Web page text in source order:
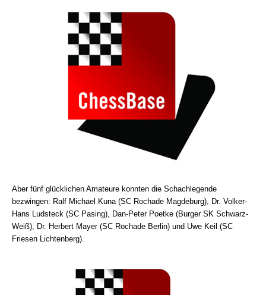
Aber fünf glücklichen Amateure konnten die Schachlegende
bezwingen: Ralf Michael Kuna (SC Rochade Magdeburg), Dr. Volker-
Hans Ludsteck (SC Pasing), Dan-Peter Poetke (Burger SK Schwarz-
Weiß), Dr. Herbert Mayer (SC Rochade Berlin) und Uwe Keil (SC
Friesen Lichtenberg).